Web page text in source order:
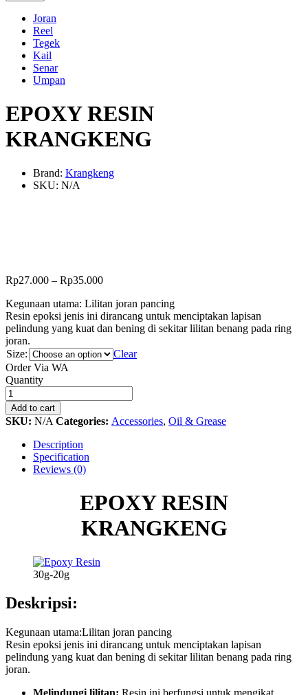
Joran
Reel
Tegek
Kail
Senar
Umpan
EPOXY RESIN
KRANGKENG
Brand: Krangkeng
SKU: N/A
Rp27.000 – Rp35.000
Kegunaan utama: Lilitan joran pancing
Resin epoksi jenis ini dirancang untuk menciptakan lapisan
pelindung yang kuat dan bening di sekitar lilitan benang pada ring
joran.
Size:
Clear
Order Via WA
EPOXY
RESIN
KRANGKENG
quantity
Quantity
Add to cart
SKU: N/A Categories: Accessories, Oil & Grease
Description
Specification
Reviews (0)
EPOXY RESIN
KRANGKENG
30g-20g
Deskripsi:
Kegunaan utama:Lilitan joran pancing
Resin epoksi jenis ini dirancang untuk menciptakan lapisan
pelindung yang kuat dan bening di sekitar lilitan benang pada ring
joran.